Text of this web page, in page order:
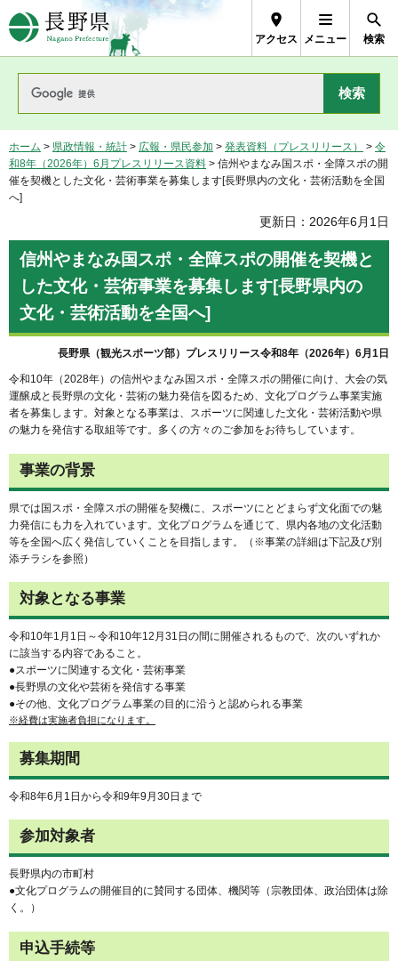
長野県Nagano Prefecture
アクセス メニュー 検索
ホーム > 県政情報・統計 > 広報・県民参加 > 発表資料（プレスリリース） > 令
和8年（2026年）6月プレスリリース資料 > 信州やまなみ国スポ・全障スポの開
催を契機とした文化・芸術事業を募集します[長野県内の文化・芸術活動を全国
へ]
更新日：2026年6月1日
信州やまなみ国スポ・全障スポの開催を契機と
した文化・芸術事業を募集します[長野県内の
文化・芸術活動を全国へ]
長野県（観光スポーツ部）プレスリリース令和8年（2026年）6月1日
令和10年（2028年）の信州やまなみ国スポ・全障スポの開催に向け、大会の気
運醸成と長野県の文化・芸術の魅力発信を図るため、文化プログラム事業実施
者を募集します。対象となる事業は、スポーツに関連した文化・芸術活動や県
の魅力を発信する取組等です。多くの方々のご参加をお待ちしています。
事業の背景
県では国スポ・全障スポの開催を契機に、スポーツにとどまらず文化面での魅
力発信にも力を入れています。文化プログラムを通じて、県内各地の文化活動
等を全国へ広く発信していくことを目指します。（※事業の詳細は下記及び別
添チラシを参照）
対象となる事業
令和10年1月1日～令和10年12月31日の間に開催されるもので、次のいずれか
に該当する内容であること。
●スポーツに関連する文化・芸術事業
●長野県の文化や芸術を発信する事業
●その他、文化プログラム事業の目的に沿うと認められる事業
※経費は実施者負担になります。
募集期間
令和8年6月1日から令和9年9月30日まで
参加対象者
長野県内の市町村
●文化プログラムの開催目的に賛同する団体、機関等（宗教団体、政治団体は除
く。）
申込手続等